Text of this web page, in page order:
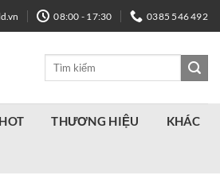
08:00 - 17:30 0385 546 492
Tìm
HOT THƯƠNG HIỆU KHÁC